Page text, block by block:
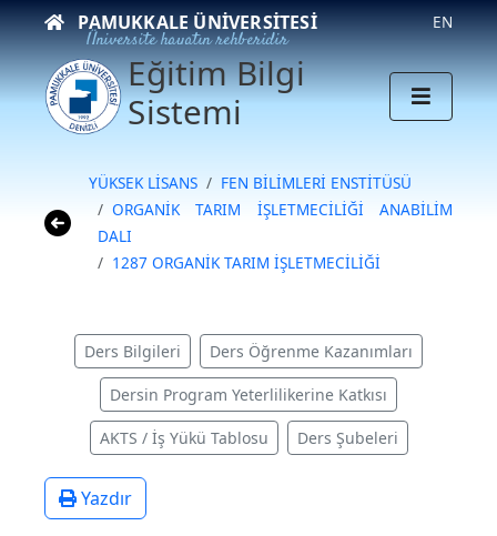
PAMUKKALE ÜNIVERSITESI
Üniversite hayatın rehberidir
EN
Eğitim Bilgi
Sistemi
YÜKSEK LİSANS
FEN BİLİMLERİ ENSTİTÜSÜ
ORGANİK TARIM İŞLETMECİLİĞİ ANABİLİM
DALI
1287 ORGANİK TARIM İŞLETMECİLİĞİ
Ders Bilgileri Ders Öğrenme Kazanımları
Dersin Program Yeterlilikerine Katkısı
AKTS / İş Yükü Tablosu Ders Şubeleri
Yazdır